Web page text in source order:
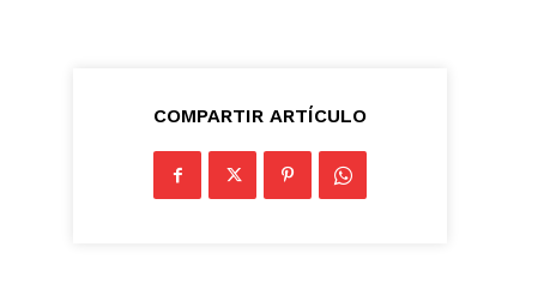
COMPARTIR ARTÍCULO